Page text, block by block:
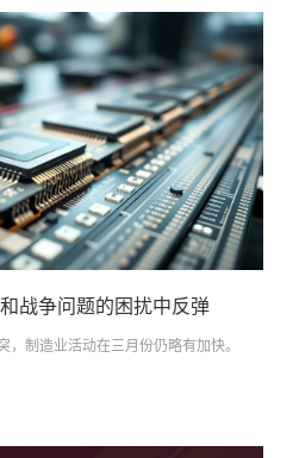
战争问题的困扰中反弹
，制造业活动在三月份仍略有加快。